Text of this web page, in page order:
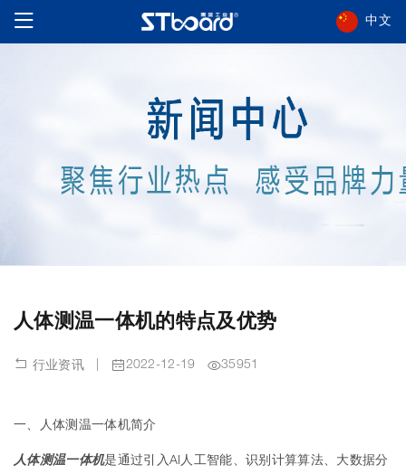
中文
人体测温一体机的特点及优势
行业资讯| 2022-12-19 35951
一、人体测温一体机简介
人体测温一体机是通过引入AI人工智能、识别计算算法、大数据分